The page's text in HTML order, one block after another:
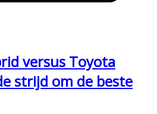
versus Toyota
strijd om de beste